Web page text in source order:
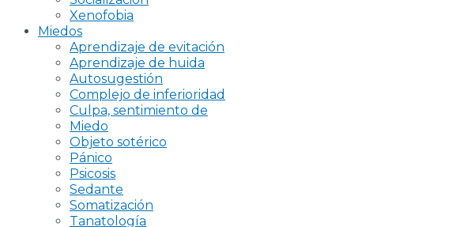
Xenofobia
Miedos
Aprendizaje de evitación
Aprendizaje de huida
Autosugestión
Complejo de inferioridad
Culpa, sentimiento de
Miedo
Objeto sotérico
Pánico
Psicosis
Sedante
Somatización
Tanatología